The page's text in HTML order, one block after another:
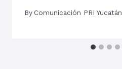
By Comunicación PRI Yucatán